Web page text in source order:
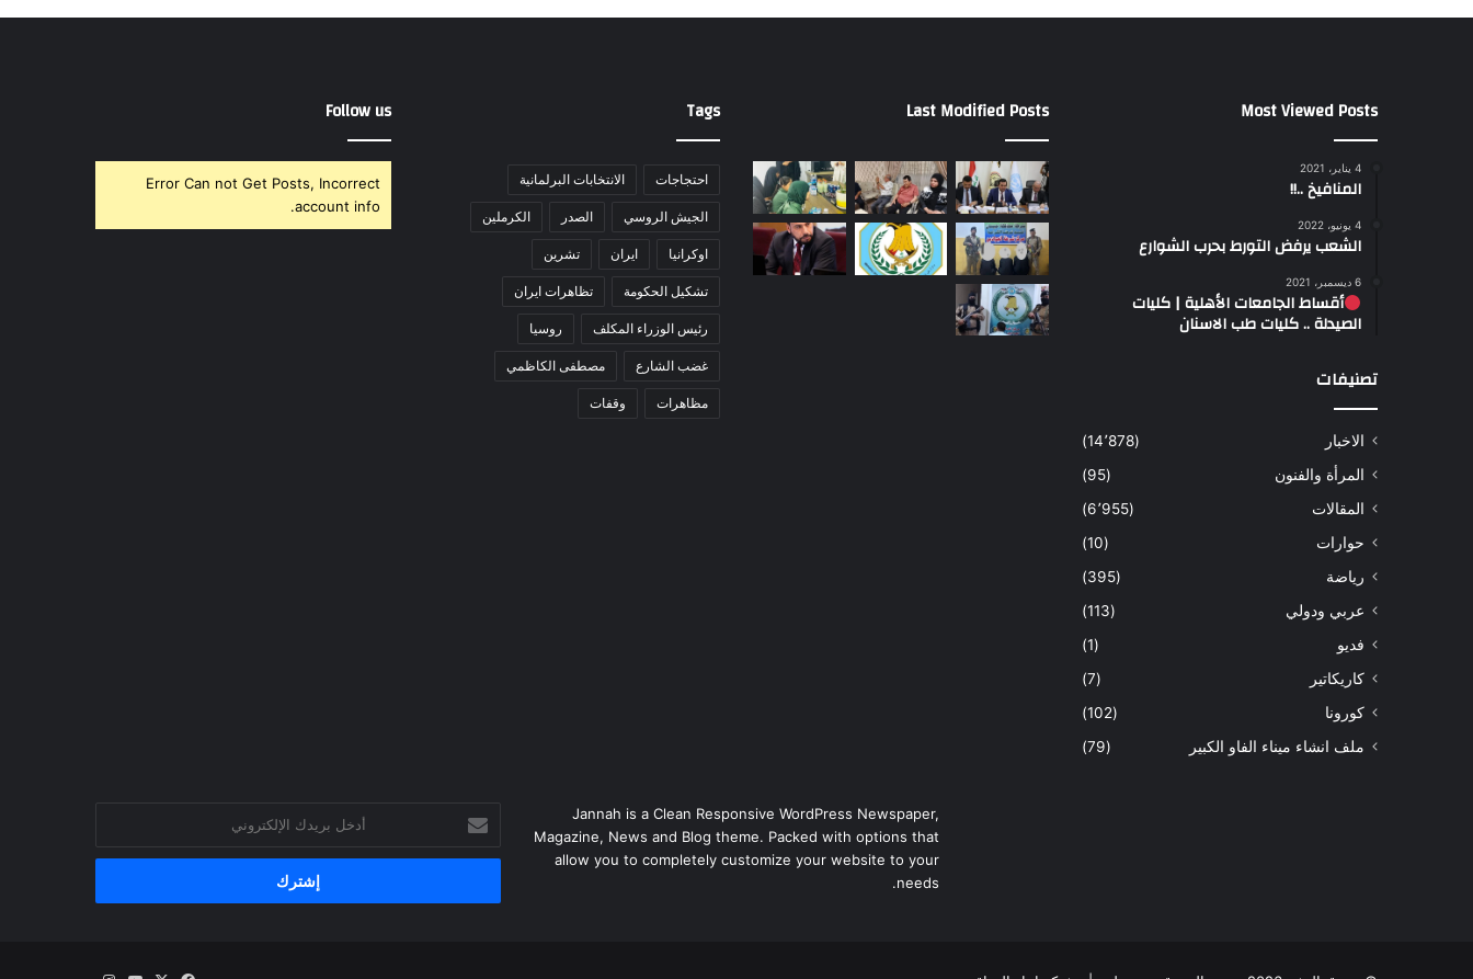
Most Viewed Posts
4 يناير، 2021
المنافيخ ..!!
4 يونيو، 2022
الشعب يرفض التورط بحرب الشوارع
6 ديسمبر، 2021
أقساط الجامعات الأهلية | كليات
الصيدلة .. كليات طب الاسنان
تصنيفات
الاخبار
(14٬878)
المرأة والفنون
(95)
المقالات
(6٬955)
حوارات
(10)
رياضة
(395)
عربي ودولي
(113)
فديو
(1)
كاريكاتير
(7)
كورونا
(102)
ملف انشاء ميناء الفاو الكبير
(79)
Last Modified Posts
Tags
احتجاجات الانتخابات البرلمانية
الجيش الروسي الصدر الكرملين
اوكرانيا ايران تشرين
تشكيل الحكومة تظاهرات ايران
رئيس الوزراء المكلف روسيا
غضب الشارع مصطفى الكاظمي
مظاهرات وقفات
Follow us
Error Can not Get Posts, Incorrect
account info.
Jannah is a Clean Responsive WordPress Newspaper,
Magazine, News and Blog theme. Packed with options that
allow you to completely customize your website to your
needs.
بريدك
الإلكتروني